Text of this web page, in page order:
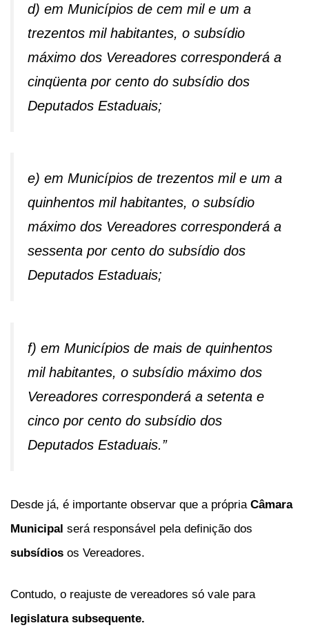
d) em Municípios de cem mil e um a
trezentos mil habitantes, o subsídio
máximo dos Vereadores corresponderá a
cinqüenta por cento do subsídio dos
Deputados Estaduais;
e) em Municípios de trezentos mil e um a
quinhentos mil habitantes, o subsídio
máximo dos Vereadores corresponderá a
sessenta por cento do subsídio dos
Deputados Estaduais;
f) em Municípios de mais de quinhentos
mil habitantes, o subsídio máximo dos
Vereadores corresponderá a setenta e
cinco por cento do subsídio dos
Deputados Estaduais.”
Desde já, é importante observar que a própria Câmara
Municipal será responsável pela definição dos
subsídios os Vereadores.
Contudo, o reajuste de vereadores só vale para
legislatura subsequente.